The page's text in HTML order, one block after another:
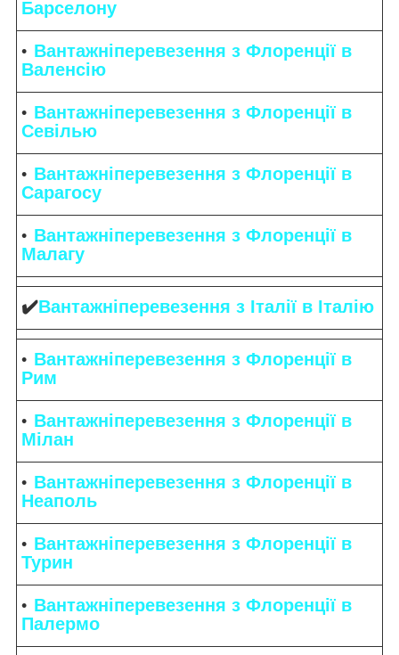
Барселону
Вантажніперевезення з Флоренції в
Валенсію
Вантажніперевезення з Флоренції в
Севілью
Вантажніперевезення з Флоренції в
Сарагосу
Вантажніперевезення з Флоренції в
Малагу
✔️Вантажніперевезення з Італії в Італію
Вантажніперевезення з Флоренції в
Рим
Вантажніперевезення з Флоренції в
Мілан
Вантажніперевезення з Флоренції в
Неаполь
Вантажніперевезення з Флоренції в
Турин
Вантажніперевезення з Флоренції в
Палермо